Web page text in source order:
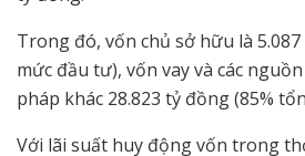
Trong đó, vốn chủ sở hữu là
mức đầu tư), vốn vay và các
pháp khác 28.823 tỷ đồng (85%
Với lãi suất huy động vốn trong